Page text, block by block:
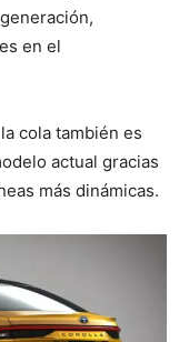
en el
cola también es
actual gracias
más dinámicas.